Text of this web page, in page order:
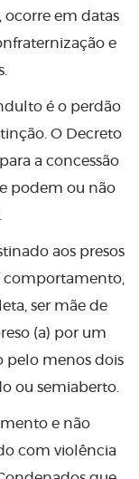
ocorre em datas
e
é o perdão
O Decreto
a concessão
podem ou não
aos presos
comportamento,
ser mãe de
(a) por um
menos dois
ou semiaberto.
e não
com violência